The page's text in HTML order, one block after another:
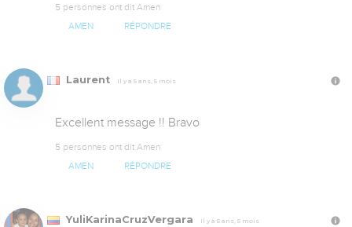
5 personnes ont dit Amen
AMEN RÉPONDRE
Laurent Il y a 5 ans, 5 mois
Excellent message !! Bravo
5 personnes ont dit Amen
AMEN RÉPONDRE
YuliKarinaCruzVergara Il y a 5 ans, 5 mois